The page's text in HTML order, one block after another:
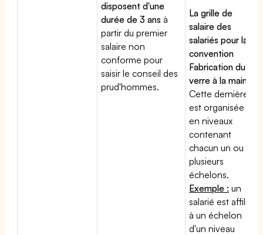
disposent d'une
durée de 3 ans à
partir du premier
salaire non
conforme pour
saisir le conseil des
prud'hommes.
La grille de
salaire des
salariés pour la
convention
Fabrication du
verre à la main
Cette dernière
est organisée
en niveaux
contenant
chacun un ou
plusieurs
échelons.
Exemple : un
salarié est affilié
à un échelon
d'un niveau